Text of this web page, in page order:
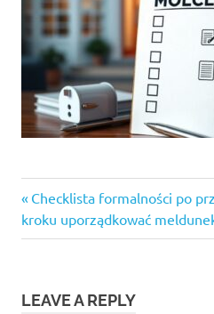
Nawigacja
wpisu
Previous
Post:
Checklista formalności po
kroku uporządkować
LEAVE A REPLY